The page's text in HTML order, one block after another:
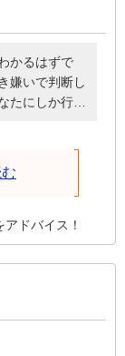
かるはずで
嫌いで判断し
たにしか行け
れないもので
さい。上手く
りへの感謝を
ドバイス！